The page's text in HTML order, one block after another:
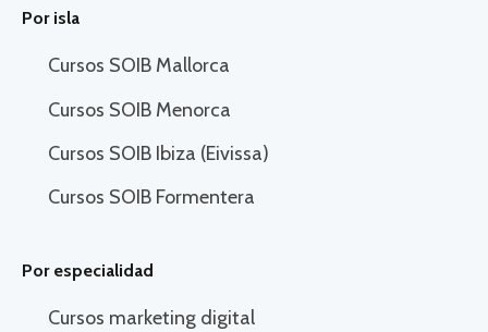
Por isla
Cursos SOIB Mallorca
Cursos SOIB Menorca
Cursos SOIB Ibiza (Eivissa)
Cursos SOIB Formentera
Por especialidad
Cursos marketing digital